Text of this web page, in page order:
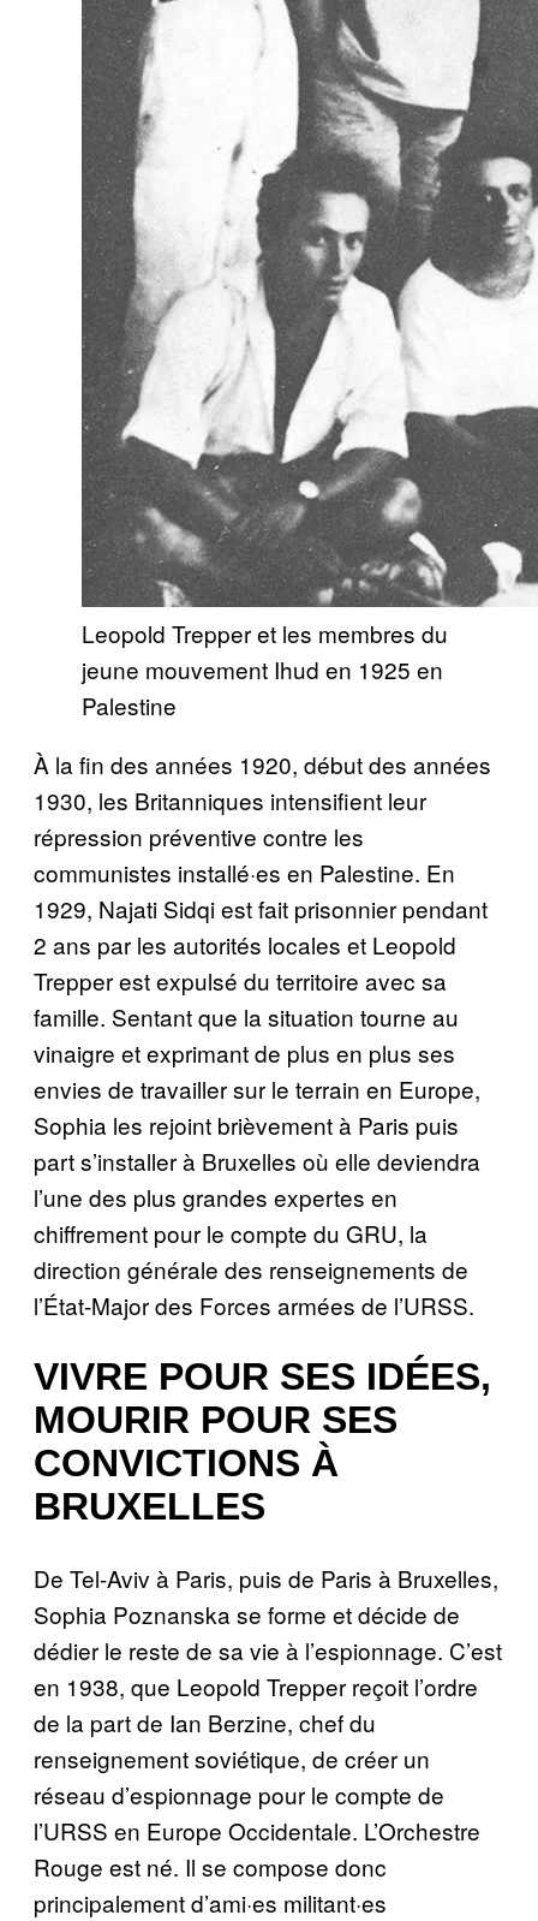
Leopold Trepper et les membres du
jeune mouvement Ihud en 1925 en
Palestine
À la fin des années 1920, début des années
1930, les Britanniques intensifient leur
répression préventive contre les
communistes installé·es en Palestine. En
1929, Najati Sidqi est fait prisonnier pendant
2 ans par les autorités locales et Leopold
Trepper est expulsé du territoire avec sa
famille. Sentant que la situation tourne au
vinaigre et exprimant de plus en plus ses
envies de travailler sur le terrain en Europe,
Sophia les rejoint brièvement à Paris puis
part s’installer à Bruxelles où elle deviendra
l’une des plus grandes expertes en
chiffrement pour le compte du GRU, la
direction générale des renseignements de
l’État-Major des Forces armées de l’URSS.
VIVRE POUR SES IDÉES,
MOURIR POUR SES
CONVICTIONS À
BRUXELLES
De Tel-Aviv à Paris, puis de Paris à Bruxelles,
Sophia Poznanska se forme et décide de
dédier le reste de sa vie à l’espionnage. C’est
en 1938, que Leopold Trepper reçoit l’ordre
de la part de Ian Berzine, chef du
renseignement soviétique, de créer un
réseau d’espionnage pour le compte de
l’URSS en Europe Occidentale. L’Orchestre
Rouge est né. Il se compose donc
principalement d’ami·es militant·es